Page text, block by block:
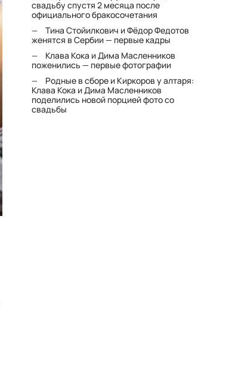
свадьбу спустя 2 месяца после
официального бракосочетания
Тина Стойилкович и Фёдор Федотов
женятся в Сербии — первые кадры
Клава Кока и Дима Масленников
поженились — первые фотографии
Родные в сборе и Киркоров у алтаря:
Клава Кока и Дима Масленников
поделились новой порцией фото со
свадьбы